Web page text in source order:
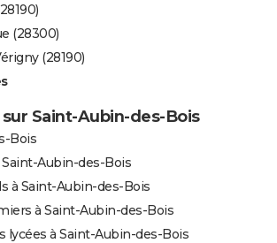
(28300)
(28190)
sur Saint-Aubin-des-Bois
Bois
Saint-Aubin-des-Bois
à Saint-Aubin-des-Bois
à Saint-Aubin-des-Bois
lycées à Saint-Aubin-des-Bois